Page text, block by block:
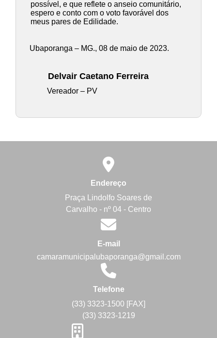
possível, e que reflete o anseio comunitário,
espero e conto com o voto favorável dos
meus pares de Edilidade.
Ubaporanga – MG., 08 de maio de 2023.
Delvair Caetano Ferreira
Vereador – PV
Endereço
Praça Lindolfo Soares de
Carvalho - nº 04 - Centro
E-mail
camaramunicipalubaporanga@gmail.com
Telefone
(33) 3323-1500 [FAX]
(33) 3323-1219